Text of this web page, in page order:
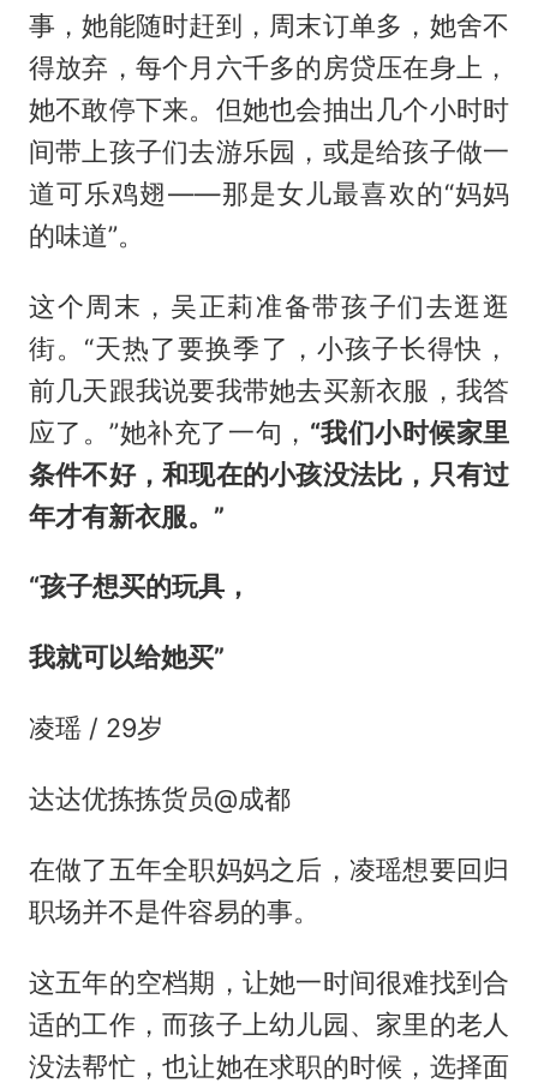
事，她能随时赶到，周末订单多，她舍不
得放弃，每个月六千多的房贷压在身上，
她不敢停下来。但她也会抽出几个小时时
间带上孩子们去游乐园，或是给孩子做一
道可乐鸡翅——那是女儿最喜欢的“妈妈
的味道”。
这个周末，吴正莉准备带孩子们去逛逛
街。“天热了要换季了，小孩子长得快，
前几天跟我说要我带她去买新衣服，我答
应了。”她补充了一句， “我们小时候家里
条件不好，和现在的小孩没法比，只有过
年才有新衣服。”
“孩子想买的玩具，
我就可以给她买”
凌瑶 / 29岁
达达优拣拣货员@成都
在做了五年全职妈妈之后，凌瑶想要回归
职场并不是件容易的事。
这五年的空档期，让她一时间很难找到合
适的工作，而孩子上幼儿园、家里的老人
没法帮忙，也让她在求职的时候，选择面